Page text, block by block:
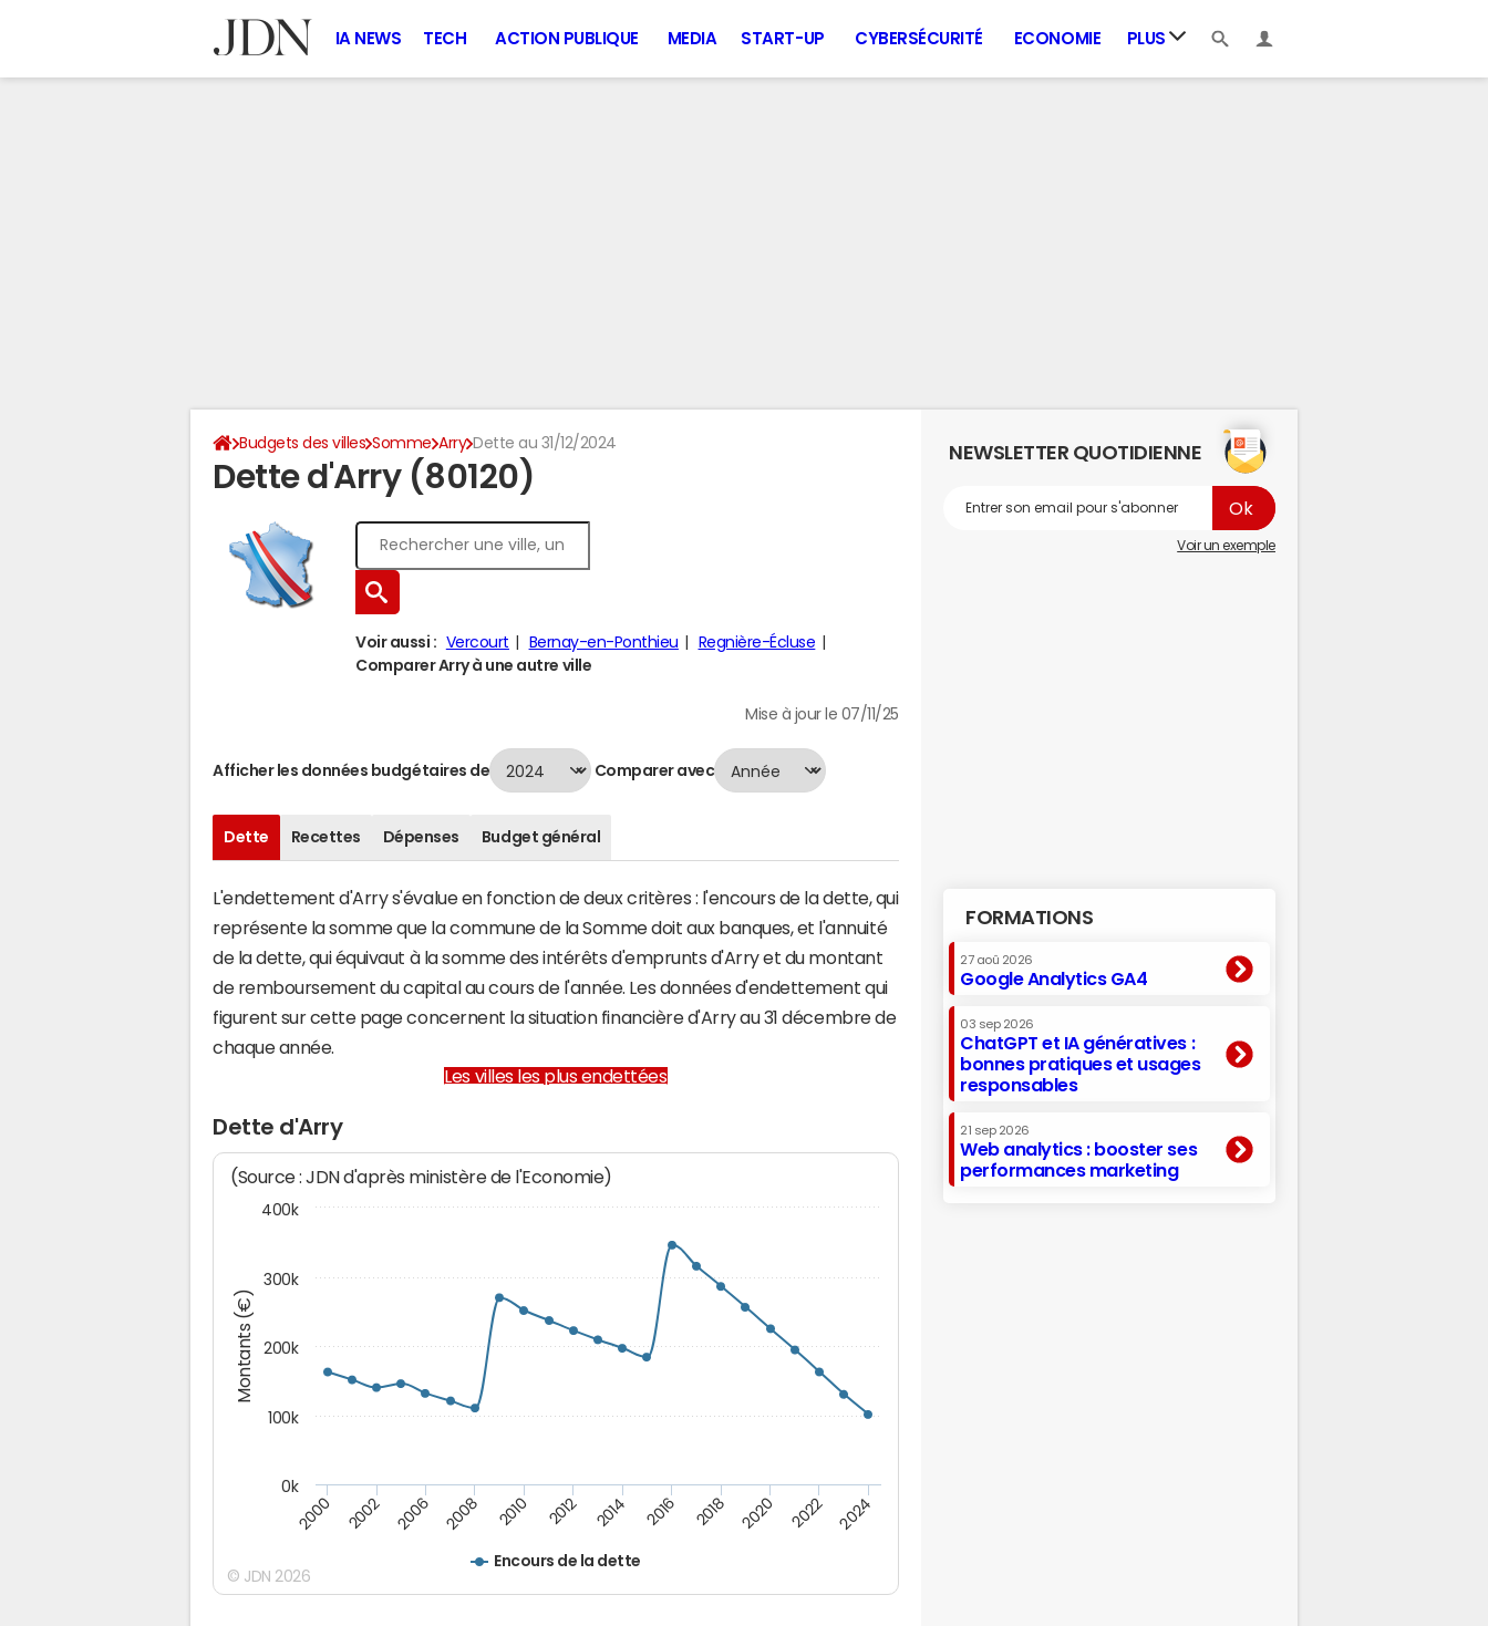
IA NEWS TECH ACTION PUBLIQUE MEDIA START-UP CYBERSÉCURITÉ ECONOMIE PLUS
Budgets des villes Somme Arry Dette au 31/12/2024
Dette d'Arry (80120)
Voir aussi : Vercourt Bernay-en-Ponthieu
Regnière-Écluse
Comparer Arry à une autre ville
Mise à jour le 07/11/25
Afficher les données budgétaires de Comparer avec
Dette Recettes Dépenses Budget général
L'endettement d'Arry s'évalue en fonction de deux critères : l'encours de la dette, qui
représente la somme que la commune de la Somme doit aux banques, et l'annuité
de la dette, qui équivaut à la somme des intérêts d'emprunts d'Arry et du montant
de remboursement du capital au cours de l'année. Les données d'endettement qui
figurent sur cette page concernent la situation financière d'Arry au 31 décembre de
chaque année.
Les villes les plus endettées
Dette d'Arry
Montants (€)
(Source : JDN d'après ministère de l'Economie)
Encours de la dette
2000 2002 2006 2008 2010 2012 2014 2016 2018 2020 2022 2024
100k
200k
300k
400k
0k
© JDN 2026
NEWSLETTER QUOTIDIENNE
Voir un exemple
FORMATIONS
27 aoû 2026
Google Analytics GA4
03 sep 2026
ChatGPT et IA génératives :
bonnes pratiques et usages
responsables
21 sep 2026
Web analytics : booster ses
performances marketing